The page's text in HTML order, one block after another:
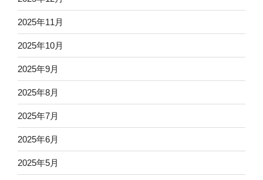
2025年11月
2025年10月
2025年9月
2025年8月
2025年7月
2025年6月
2025年5月